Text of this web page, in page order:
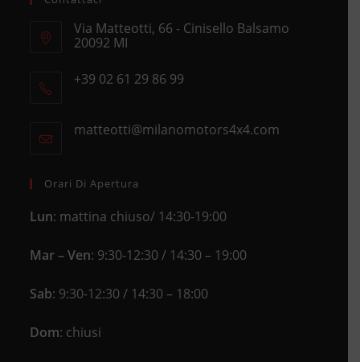
Via Matteotti, 66 - Cinisello Balsamo
20092 MI
in
+39 02 61 29 86 99
your
matteotti@milanomotors4x4.comOpens
Orari Di Apertura
Lun: mattina chiuso/ 14:30-19:00
Mar – Ven: 9:30-12:30 / 14:30 – 19:00
Sab: 9:30-12:30 / 14:30 – 18:00
Dom: chiusi